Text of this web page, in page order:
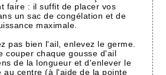
faire : il suffit de placer vos
un sac de congélation et de
maximale.
pas bien l'ail, enlevez le germe.
couper chaque gousse d'ail
de la longueur et d'enlever le
au centre (à l'aide de la pointe